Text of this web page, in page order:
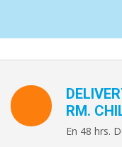
RM.
En 48 hrs.